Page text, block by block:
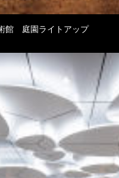
館 庭園ライトアップ